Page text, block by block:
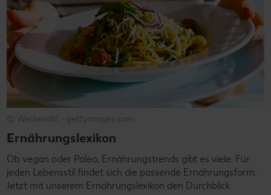
© Westend61 - gettyimages.com
Ernährungslexikon
Ob vegan oder Paleo, Ernährungstrends gibt es viele. Für
jeden Lebensstil findet sich die passende Ernährungsform.
Jetzt mit unserem Ernährungslexikon den Durchblick